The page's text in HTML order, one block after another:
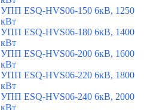
УПП ESQ-HVS06-150 6кВ, 1250
кВт
УПП ESQ-HVS06-180 6кВ, 1400
кВт
УПП ESQ-HVS06-200 6кВ, 1600
кВт
УПП ESQ-HVS06-220 6кВ, 1800
кВт
УПП ESQ-HVS06-240 6кВ, 2000
кВт